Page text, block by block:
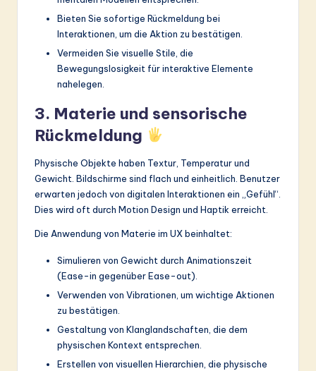
Bieten Sie sofortige Rückmeldung bei
Interaktionen, um die Aktion zu bestätigen.
Vermeiden Sie visuelle Stile, die
Bewegungslosigkeit für interaktive Elemente
nahelegen.
3. Materie und sensorische
Rückmeldung
Physische Objekte haben Textur, Temperatur und
Gewicht. Bildschirme sind flach und einheitlich. Benutzer
erwarten jedoch von digitalen Interaktionen ein „Gefühl“.
Dies wird oft durch Motion Design und Haptik erreicht.
Die Anwendung von Materie im UX beinhaltet:
Simulieren von Gewicht durch Animationszeit
(Ease-in gegenüber Ease-out).
Verwenden von Vibrationen, um wichtige Aktionen
zu bestätigen.
Gestaltung von Klanglandschaften, die dem
physischen Kontext entsprechen.
Erstellen von visuellen Hierarchien, die physische